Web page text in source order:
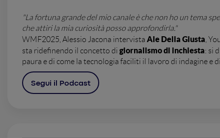
"La fortuna grande del mio canale è che non ho un tema
che attiri la mia curiosità posso approfondirla."
WMF2025, Alessio Jacona intervista Ale Della Giusta ,
sta ridefinendo il concetto di giornalismo di inchiesta: si
paura e di come la tecnologia faciliti il lavoro di indagine e
Segui il Podcast